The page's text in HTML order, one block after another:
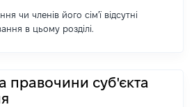
чи членів його сім'ї відсутні
в цьому розділі.
правочини суб'єкта